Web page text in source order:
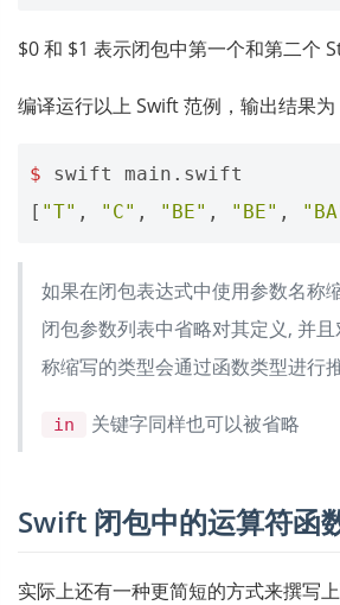
$0 和 $1 表示闭包中第一个和第二个
编译运行以上 Swift 范例，输出结果为
$ swift main . swift
[ "T" , "C" , "BE" , "BE" ,
如果在闭包表达式中使用参数名称
闭包参数列表中省略对其定义, 并
称缩写的类型会通过函数类型进行
in 关键字同样也可以被省略
Swift 闭包中的运算符函
实际上还有一种更简短的方式来撰写